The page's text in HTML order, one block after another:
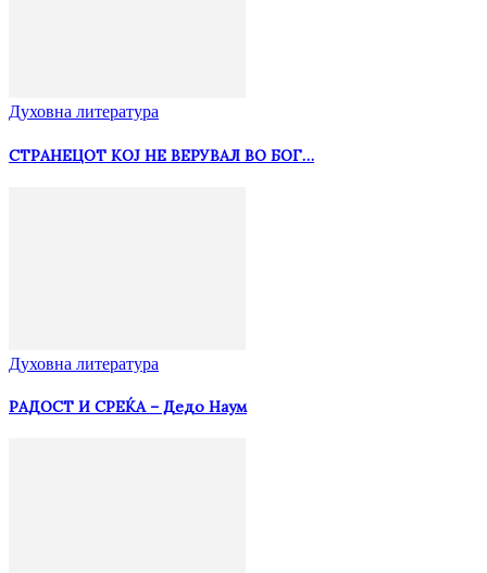
Духовна литература
СТРАНЕЦОТ КОЈ НЕ ВЕРУВАЛ ВО БОГ…
Духовна литература
РАДОСТ И СРЕЌА – Дедо Наум